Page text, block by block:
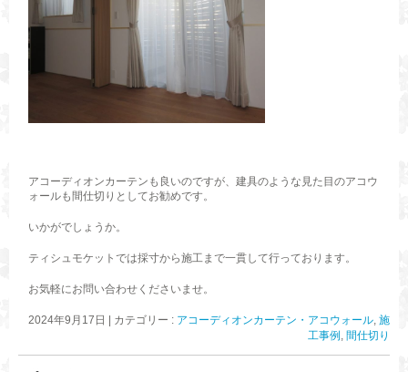
アコーディオンカーテンも良いのですが、建具のような見た目のアコウ
ォールも間仕切りとしてお勧めです。
いかがでしょうか。
ティシュモケットでは採寸から施工まで一貫して行っております。
お気軽にお問い合わせくださいませ。
2024年9月17日 カテゴリー : アコーディオンカーテン・アコウォール, 施
工事例 , 間仕切り